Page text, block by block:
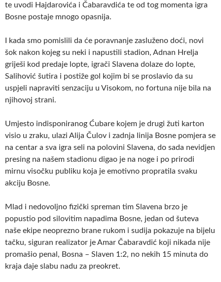
te uvodi Hajdarovića i Čabaravdića te od tog momenta igra
Bosne postaje mnogo opasnija.
I kada smo pomislili da će poravnanje zasluženo doći, novi
šok nakon kojeg su neki i napustili stadion, Adnan Hrelja
griješi kod predaje lopte, igrači Slavena dolaze do lopte,
Salihović šutira i postiže gol kojim bi se proslavio da su
uspjeli napraviti senzaciju u Visokom, no fortuna nije bila na
njihovoj strani.
Umjesto indisponiranog Ćubare kojem je drugi žuti karton
visio u zraku, ulazi Alija Čulov i zadnja linija Bosne pomjera se
na centar a sva igra seli na polovini Slavena, do sada nevidjen
presing na našem stadionu digao je na noge i po prirodi
mirnu visočku publiku koja je emotivno propratila svaku
akciju Bosne.
Mlad i nedovoljno fizički spreman tim Slavena brzo je
popustio pod silovitim napadima Bosne, jedan od šuteva
naše ekipe neoprezno brane rukom i sudija pokazuje na bijelu
tačku, siguran realizator je Amar Čabaravdić koji nikada nije
promašio penal, Bosna – Slaven 1:2, no nekih 15 minuta do
kraja daje slabu nadu za preokret.